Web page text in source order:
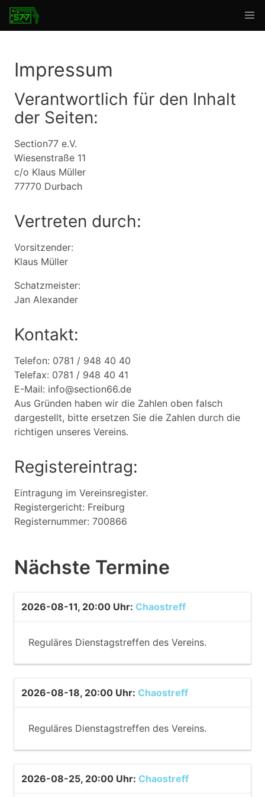
Impressum
Verantwortlich für den Inhalt
der Seiten:
Section77 e.V.
Wiesenstraße 11
c/o Klaus Müller
77770 Durbach
Vertreten durch:
Vorsitzender:
Klaus Müller
Schatzmeister:
Jan Alexander
Kontakt:
Telefon: 0781 / 948 40 40
Telefax: 0781 / 948 40 41
E-Mail: info@section66.de
Aus Gründen haben wir die Zahlen oben falsch
dargestellt, bitte ersetzen Sie die Zahlen durch die
richtigen unseres Vereins.
Registereintrag:
Eintragung im Vereinsregister.
Registergericht: Freiburg
Registernummer: 700866
Nächste Termine
2026-08-11, 20:00 Uhr: Chaostreff
Reguläres Dienstagstreffen des Vereins.
2026-08-18, 20:00 Uhr: Chaostreff
Reguläres Dienstagstreffen des Vereins.
2026-08-25, 20:00 Uhr: Chaostreff